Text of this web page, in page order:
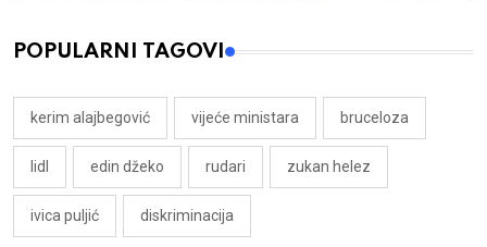
POPULARNI TAGOVI
kerim alajbegović vijeće ministara bruceloza
lidl edin džeko rudari zukan helez
ivica puljić diskriminacija